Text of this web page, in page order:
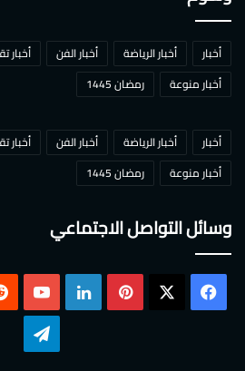
أخبار أخبار الرياضة أخبار الفن أخبار
أخبار منوعة
رمضان 1445
أخبار أخبار الرياضة أخبار الفن أخبار
أخبار منوعة
رمضان 1445
وسائل التواصل الاجتماعي
فيسبوك بينتيريست لينكدإن